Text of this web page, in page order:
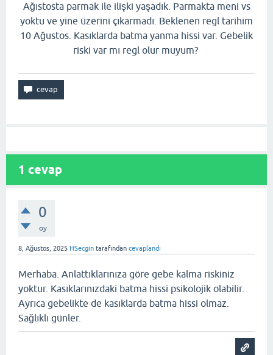
Ağıstosta parmak ile ilişki yaşadık. Parmakta meni vs
yoktu ve yine üzerini çıkarmadı. Beklenen regl tarihim
10 Ağustos. Kasıklarda batma yanma hissi var. Gebelik
riski var mı regl olur muyum?
1 cevap
0
oy
8, Ağustos, 2025 HSecgin tarafından cevaplandı
Merhaba. Anlattıklarınıza göre gebe kalma riskiniz
yoktur. Kasıklarınızdaki batma hissi psikolojik olabilir.
Ayrıca gebelikte de kasıklarda batma hissi olmaz.
Sağlıklı günler.